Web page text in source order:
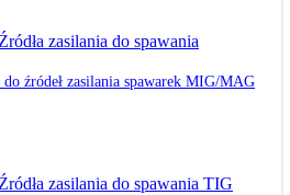
Źródła zasilania do spawania
do źródeł zasilania spawarek MIG/MAG
Źródła zasilania do spawania TIG